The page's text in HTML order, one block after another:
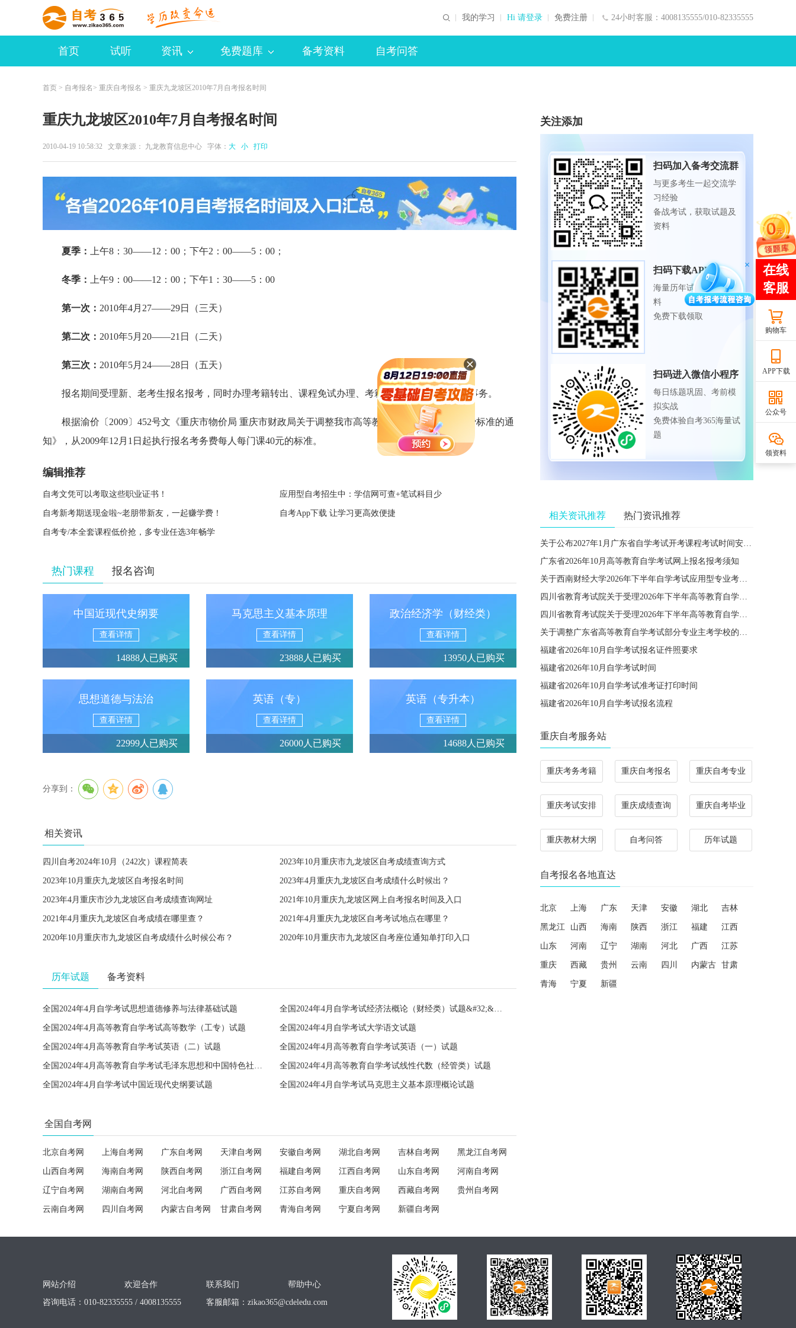
24小时客服：4008135555/010-82335555
我的学习 Hi 请登录 免费注册
首页 试听 资讯 免费题库 备考资料 自考问答
首页 > 自考报名 > 重庆自考报名 > 重庆九龙坡区2010年7月自考报名时间
重庆九龙坡区2010年7月自考报名时间
2010-04-19 10:58:32 文章来源： 九龙教育信息中心 字体： 大 小 打印
夏季： 上午8：30——12：00；下午2：00——5：00；
冬季： 上午9：00——12：00；下午1：30——5：00
第一次： 2010年4月27——29日（三天）
第二次： 2010年5月20——21日（二天）
第三次： 2010年5月24——28日（五天）
报名期间受理新、老考生报名报考，同时办理考籍转出、课程免试办理、考籍更正、补办准考证等事务。
根据渝价〔2009〕452号文《重庆市物价局 重庆市财政局关于调整我市高等教育自学考试报名考务费标准的通
知》，从2009年12月1日起执行报名考务费每人每门课40元的标准。
编辑推荐
自考文凭可以考取这些职业证书！ 应用型自考招生中：学信网可查+笔试科目少
自考新考期送现金啦~老朋带新友，一起赚学费！ 自考App下载 让学习更高效便捷
自考专/本全套课程低价抢，多专业任选3年畅学
热门课程 报名咨询
中国近现代史纲要
查看详情
14888人已购买
马克思主义基本原理
查看详情
23888人已购买
政治经济学（财经类）
查看详情
13950人已购买
思想道德与法治
查看详情
22999人已购买
英语（专）
查看详情
26000人已购买
英语（专升本）
查看详情
14688人已购买
分享到：
相关资讯
四川自考2024年10月（242次）课程简表 2023年10月重庆市九龙坡区自考成绩查询方式
2023年10月重庆九龙坡区自考报名时间 2023年4月重庆九龙坡区自考成绩什么时候出？
2023年4月重庆市沙九龙坡区自考成绩查询网址 2021年10月重庆九龙坡区网上自考报名时间及入口
2021年4月重庆九龙坡区自考成绩在哪里查？ 2021年4月重庆九龙坡区自考考试地点在哪里？
2020年10月重庆市九龙坡区自考成绩什么时候公布？ 2020年10月重庆市九龙坡区自考座位通知单打印入口
历年试题 备考资料
全国2024年4月自学考试思想道德修养与法律基础试题 全国2024年4月自学考试经济法概论（财经类）试题&#32;&#32;
全国2024年4月高等教育自学考试高等数学（工专）试题 全国2024年4月自学考试大学语文试题
全国2024年4月高等教育自学考试英语（二）试题 全国2024年4月高等教育自学考试英语（一）试题
全国2024年4月高等教育自学考试毛泽东思想和中国特色社会主义理论体系概论试题 全国2024年4月高等教育自学考试线性代数（经管类）试题
全国2024年4月自学考试中国近现代史纲要试题 全国2024年4月自学考试马克思主义基本原理概论试题
全国自考网
北京自考网 上海自考网 广东自考网 天津自考网 安徽自考网 湖北自考网 吉林自考网 黑龙江自考网
山西自考网 海南自考网 陕西自考网 浙江自考网 福建自考网 江西自考网 山东自考网 河南自考网
辽宁自考网 湖南自考网 河北自考网 广西自考网 江苏自考网 重庆自考网 西藏自考网 贵州自考网
云南自考网 四川自考网 内蒙古自考网 甘肃自考网 青海自考网 宁夏自考网 新疆自考网
关注添加
扫码加入备考交流群
与更多考生一起交流学
习经验
备战考试，获取试题及
资料
扫码下载APP
海量历年试题、备考资
料
免费下载领取
扫码进入微信小程序
每日练题巩固、考前模
拟实战
免费体验自考365海量试
题
相关资讯推荐 热门资讯推荐
关于公布2027年1月广东省自学考试开考课程考试时间安排和使用教材的通知
广东省2026年10月高等教育自学考试网上报名报考须知
关于西南财经大学2026年下半年自学考试应用型专业考籍更改办理的通知
四川省教育考试院关于受理2026年下半年高等教育自学考试省际转考申请的通告
四川省教育考试院关于受理2026年下半年高等教育自学考试考籍更改申请的通告
关于调整广东省高等教育自学考试部分专业主考学校的通知
福建省2026年10月自学考试报名证件照要求
福建省2026年10月自学考试时间
福建省2026年10月自学考试准考证打印时间
福建省2026年10月自学考试报名流程
重庆自考服务站
重庆考务考籍 重庆自考报名 重庆自考专业
重庆考试安排 重庆成绩查询 重庆自考毕业
重庆教材大纲 自考问答 历年试题
自考报名各地直达
北京 上海 广东 天津 安徽 湖北 吉林
黑龙江 山西 海南 陕西 浙江 福建 江西
山东 河南 辽宁 湖南 河北 广西 江苏
重庆 西藏 贵州 云南 四川 内蒙古 甘肃
青海 宁夏 新疆
购物车
APP下载
公众号
领资料
网站介绍 欢迎合作 联系我们
帮助中心
咨询电话：010-82335555 / 4008135555
客服邮箱： zikao365@cdeledu.com